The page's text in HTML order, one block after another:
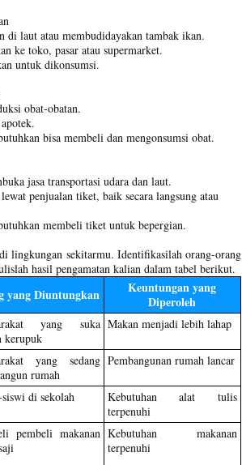
di laut atau membudidayakan tambak ikan.
ke toko, pasar atau supermarket.
untuk dikonsumsi.
obat-obatan.
bisa membeli dan mengonsumsi obat.
jasa transportasi udara dan laut.
penjualan tiket, baik secara langsung atau
membeli tiket untuk bepergian.
lingkungan sekitarmu. Identifikasilah orang-orang
hasil pengamatan kalian dalam tabel berikut.
yang Diuntungkan
Keuntungan yang
Diperoleh
yang suka
kerupuk
Makan menjadi lebih lahap
yang sedang
rumah
Pembangunan rumah lancar
di sekolah
Kebutuhan alat tulis
terpenuhi
pembeli makanan Kebutuhan makanan
terpenuhi